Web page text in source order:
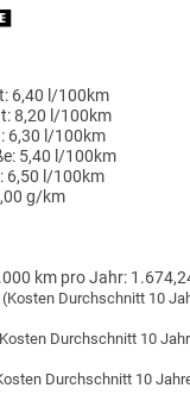
6,40 l/100km
8,20 l/100km
6,30 l/100km
5,40 l/100km
6,50 l/100km
g/km
km pro Jahr:
(Kosten Durchschnitt 10
Durchschnitt 10
Durchschnitt 10